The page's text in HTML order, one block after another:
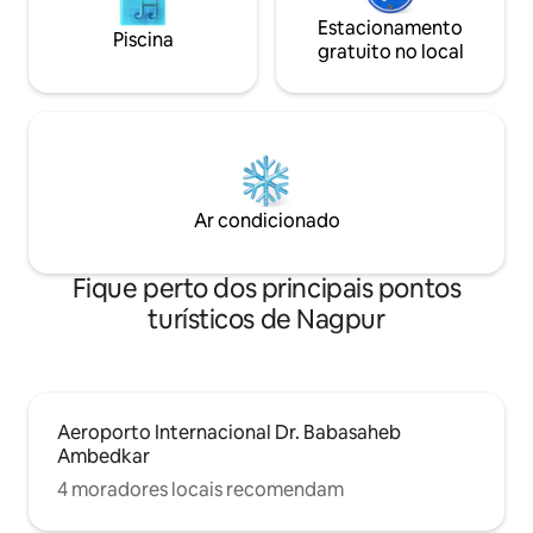
Piscina
Estacionamento
gratuito no local
Ar condicionado
Fique perto dos principais pontos
turísticos de Nagpur
Aeroporto Internacional Dr. Babasaheb
Ambedkar
4 moradores locais recomendam